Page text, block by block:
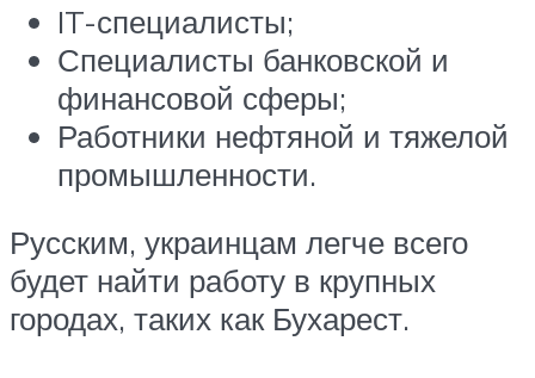
IT-специалисты;
Специалисты банковской и
финансовой сферы;
Работники нефтяной и тяжелой
промышленности.
Русским, украинцам легче всего
будет найти работу в крупных
городах, таких как Бухарест.